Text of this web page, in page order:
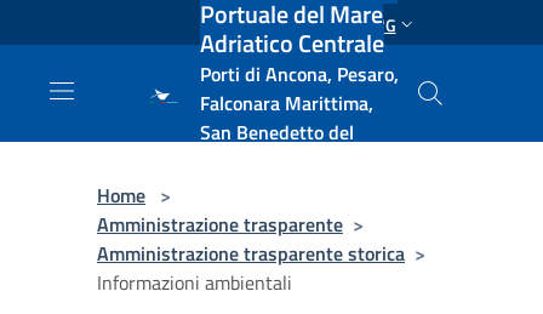
Salta al contenuto principale ENG
Portuale del Mare
Adriatico Centrale
Porti di Ancona, Pesaro,
Falconara Marittima,
San Benedetto del
Home >
Amministrazione trasparente >
Amministrazione trasparente storica >
Informazioni ambientali